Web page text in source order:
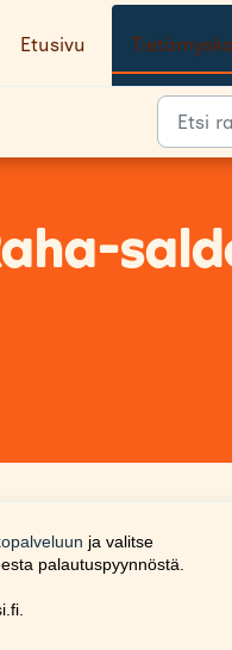
Etusivu
ja valitse
palautuspyynnöstä.